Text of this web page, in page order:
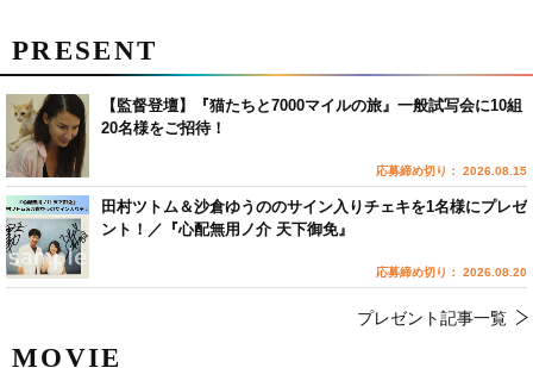
MOVIE
PRESENT
【監督登壇】『猫たちと7000マイルの旅』一般試写会に10組
20名様をご招待！
応募締め切り： 2026.08.15
田村ツトム＆沙倉ゆうののサイン入りチェキを1名様にプレゼ
ント！／『心配無用ノ介 天下御免』
応募締め切り： 2026.08.20
プレゼント記事一覧